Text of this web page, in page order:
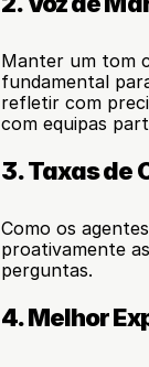
Manter um tom
fundamental
refletir com
com equipas
3. Taxas de
Como os
proativamente
perguntas.
4. Melhor